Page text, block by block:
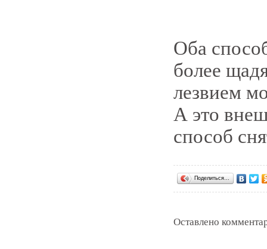
Оба
более
лезвием
А это
способ
Поделиться…
Оставлено